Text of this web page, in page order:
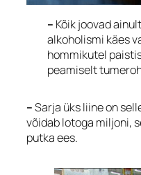
– Kõik joovad
alkoholismi käes
hommikutel
peamiselt
–Sarja üks liine on
võidab lotoga miljoni,
putka ees.